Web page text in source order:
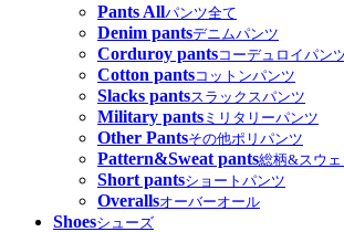
Pants Allパンツ全て
Denim pantsデニムパンツ
Corduroy pantsコーデュロイパン
Cotton pantsコットンパンツ
Slacks pantsスラックスパンツ
Military pants ミリタリーパンツ
Other Pantsその他ポリパンツ
Pattern&Sweat pants総柄&スウ
Short pantsショートパンツ
Overallsオーバーオール
Shoesシューズ